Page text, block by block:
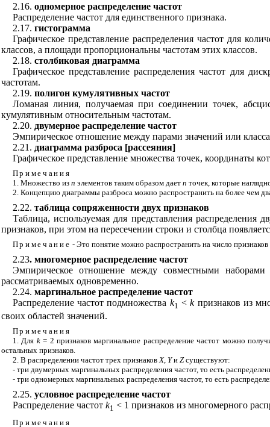
2.16. одномерное распределение частот
Распределение частот для единственного признака.
2.17. гистограмма
Графическое представление распределения частот для
классов, а площади пропорциональны частотам этих классов.
2.18. столбиковая диаграмма
Графическое представление распределения частот для
частотам.
2.19. полигон кумулятивных частот
Ломаная линия, получаемая при соединении точек,
кумулятивным относительным частотам.
2.20. двумерное распределение частот
Эмпирическое отношение между парами значений или
2.21. диаграмма разброса [рассеяния]
Графическое представление множества точек, координаты
Примечания
1. Множество из n элементов таким образом дает n точек, которые
2. Концепцию диаграммы разброса можно распространить на более чем
2.22. таблица сопряженности двух признаков
Таблица, используемая для представления распределения
признаков, при этом на пересечении строки и столбца
Примечание - Это понятие можно распространить на число признаков
2.23. многомерное распределение частот
Эмпирическое отношение между совместными
рассматриваемых одновременно.
2.24. маргинальное распределение частот
Распределение частот подмножества k1 <kпризнаков из
своих областей значений.
Примечания
1. Для k= 2 признаков маргинальное распределение частот можно
остальных признаков.
2. В распределении частот трех признаков X, Yи Zсуществуют:
- три двумерных маргинальных распределения частот, то есть
- три одномерных маргинальных распределения частот, то есть
2.25. условное распределение частот
Распределение частот k1 < 1 признаков из многомерного
Примечания